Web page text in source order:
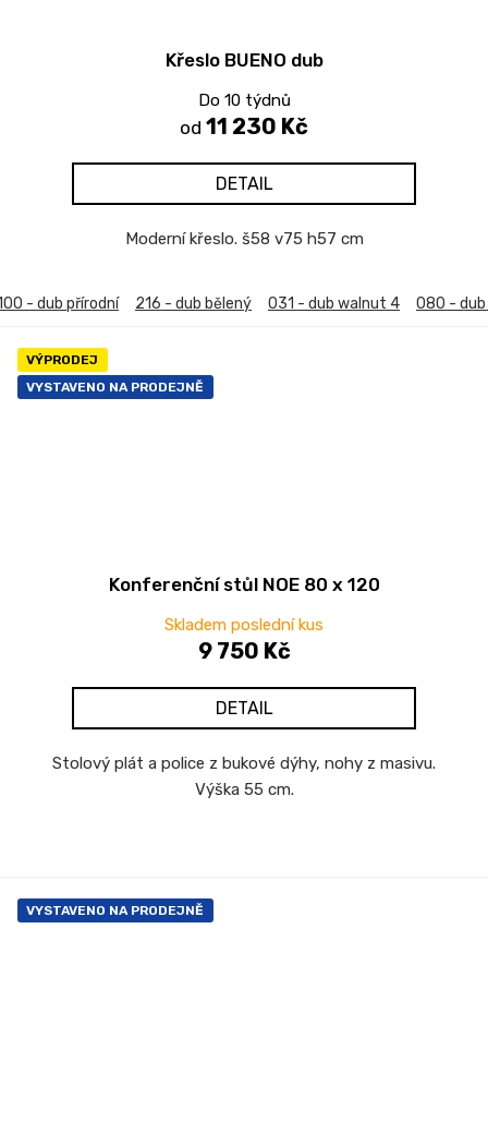
Křeslo BUENO dub
Do 10 týdnů
od 11 230 Kč
DETAIL
Moderní křeslo. š58 v75 h57 cm
- dub přírodní 216 - dub bělený 031 - dub walnut 4 080 -
VÝPRODEJ
VYSTAVENO NA PRODEJNĚ
Konferenční stůl NOE 80 x 120
Skladem poslední kus
9 750 Kč
DETAIL
Stolový plát a police z bukové dýhy, nohy z masivu.
Výška 55 cm.
VYSTAVENO NA PRODEJNĚ